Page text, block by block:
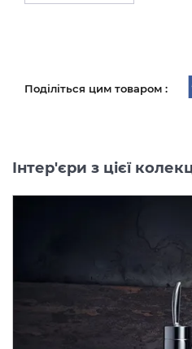
Поділіться цим товаром :
Інтер'єри з цієї